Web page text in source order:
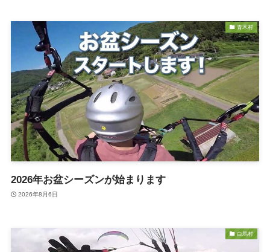
青木村
2026年お盆シーズンが始まります
2026年8月6日
白馬村